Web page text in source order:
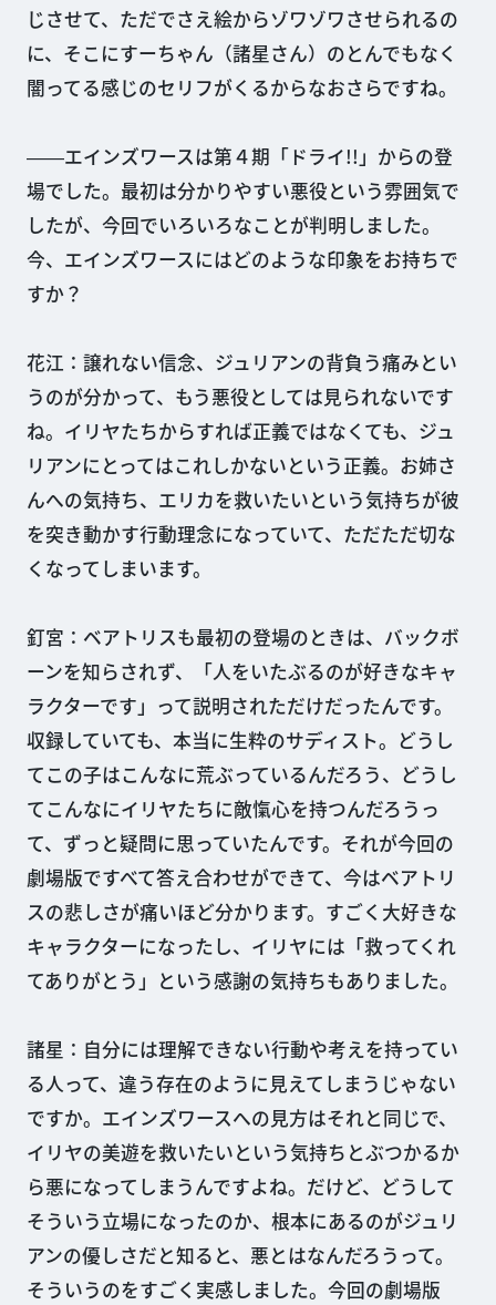
じさせて、ただでさえ絵からゾワゾワさせられるの
に、そこにすーちゃん（諸星さん）のとんでもなく
闇ってる感じのセリフがくるからなおさらですね。
――エインズワースは第４期「ドライ!!」からの登
場でした。最初は分かりやすい悪役という雰囲気で
したが、今回でいろいろなことが判明しました。
今、エインズワースにはどのような印象をお持ちで
すか？
花江：譲れない信念、ジュリアンの背負う痛みとい
うのが分かって、もう悪役としては見られないです
ね。イリヤたちからすれば正義ではなくても、ジュ
リアンにとってはこれしかないという正義。お姉さ
んへの気持ち、エリカを救いたいという気持ちが彼
を突き動かす行動理念になっていて、ただただ切な
くなってしまいます。
釘宮：ベアトリスも最初の登場のときは、バックボ
ーンを知らされず、「人をいたぶるのが好きなキャ
ラクターです」って説明されただけだったんです。
収録していても、本当に生粋のサディスト。どうし
てこの子はこんなに荒ぶっているんだろう、どうし
てこんなにイリヤたちに敵愾心を持つんだろうっ
て、ずっと疑問に思っていたんです。それが今回の
劇場版ですべて答え合わせができて、今はベアトリ
スの悲しさが痛いほど分かります。すごく大好きな
キャラクターになったし、イリヤには「救ってくれ
てありがとう」という感謝の気持ちもありました。
諸星：自分には理解できない行動や考えを持ってい
る人って、違う存在のように見えてしまうじゃない
ですか。エインズワースへの見方はそれと同じで、
イリヤの美遊を救いたいという気持ちとぶつかるか
ら悪になってしまうんですよね。だけど、どうして
そういう立場になったのか、根本にあるのがジュリ
アンの優しさだと知ると、悪とはなんだろうって。
そういうのをすごく実感しました。今回の劇場版